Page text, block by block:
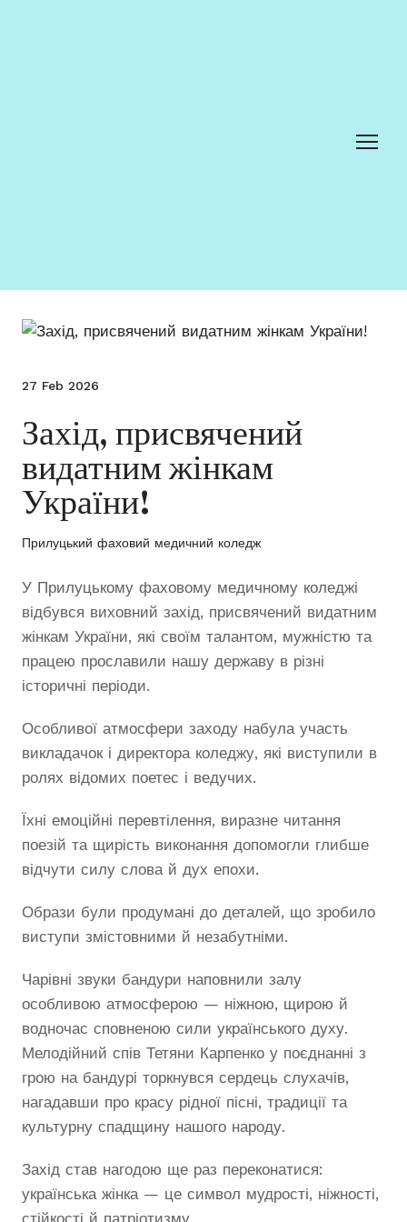
27 Feb 2026
Захід, присвячений
видатним жінкам
України!
Прилуцький фаховий медичний коледж
У Прилуцькому фаховому медичному коледжі
відбувся виховний захід, присвячений видатним
жінкам України, які своїм талантом, мужністю та
працею прославили нашу державу в різні
історичні періоди.
Особливої атмосфери заходу набула участь
викладачок і директора коледжу, які виступили в
ролях відомих поетес і ведучих.
Їхні емоційні перевтілення, виразне читання
поезій та щирість виконання допомогли глибше
відчути силу слова й дух епохи.
Образи були продумані до деталей, що зробило
виступи змістовними й незабутніми.
Чарівні звуки бандури наповнили залу
особливою атмосферою — ніжною, щирою й
водночас сповненою сили українського духу.
Мелодійний спів Тетяни Карпенко у поєднанні з
грою на бандурі торкнувся сердець слухачів,
нагадавши про красу рідної пісні, традиції та
культурну спадщину нашого народу.
Захід став нагодою ще раз переконатися:
українська жінка — це символ мудрості, ніжності,
стійкості й патріотизму.